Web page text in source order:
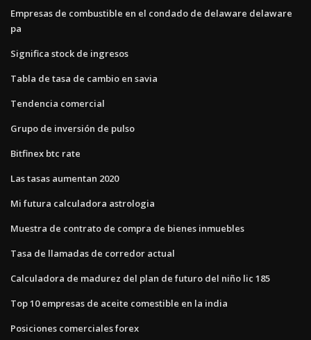
Empresas de combustible en el condado de delaware delaware
pa
Significa stock de ingresos
Tabla de tasa de cambio en savia
Tendencia comercial
Grupo de inversión de pulso
Bitfinex btc rate
Las tasas aumentan 2020
Mi futura calculadora astrologia
Muestra de contrato de compra de bienes inmuebles
Tasa de llamadas de corredor actual
Calculadora de madurez del plan de futuro del niño lic 185
Top 10 empresas de aceite comestible en la india
Posiciones comerciales forex